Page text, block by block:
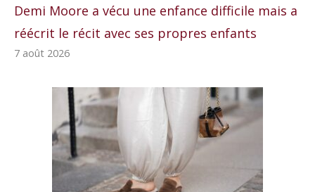
Demi Moore a vécu une enfance difficile mais a
réécrit le récit avec ses propres enfants
7 août 2026